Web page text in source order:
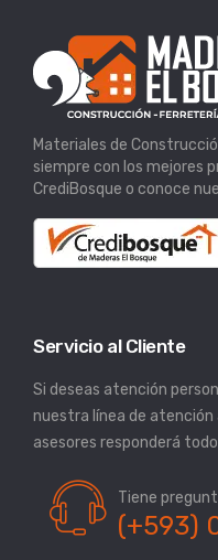
Materiales de
siempre con los mejores
CrediBosque o conoce
Servicio al Cliente
Si deseas atención
nuestra línea de
asesores responderá
Tiene
(+593)